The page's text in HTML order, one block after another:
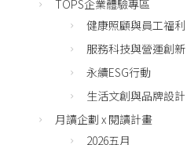
TOPS企業體驗專區
健康照顧與員工福利
服務科技與營運創新
永續ESG行動
生活文創與品牌設計
月讀企劃 x 閱讀計畫
2026五月